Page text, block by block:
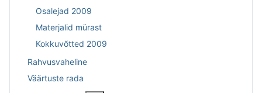
Osalejad 2009
Materjalid mürast
Kokkuvõtted 2009
Rahvusvaheline
Väärtuste rada